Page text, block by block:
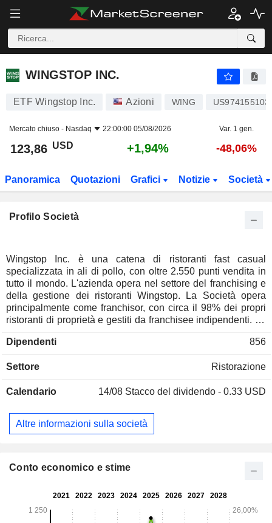
WINGSTOP INC.
WINGSTOP INC.
ETF Wingstop Inc. Azioni WING
Mercato chiuso - Nasdaq 22:00:00 05/08/2026 Var. 1 gen.
123,86 USD +1,94% -48,06%
Panoramica Quotazioni Grafici Notizie Società
Profilo Società
Wingstop Inc. è una catena di ristoranti fast casual
specializzata in ali di pollo, con oltre 2.550 punti vendita in
tutto il mondo. L'azienda opera nel settore del franchising e
della gestione dei ristoranti Wingstop. La Società opera
principalmente come franchisor, con circa il 98% dei propri
ristoranti di proprietà e gestiti da franchisee indipendenti. La
e panini al pollo, sempre cucinati al momento e conditi a
completamento delle ali, dei bocconcini e dei panini al pollo,
carote e sedano freschi tagliati a mano. Offre varie opzioni di
domicilio; pasti singoli / combinati / confezioni famiglia. Il
suo menu comprende anche contorni esclusivi, tra cui
un totale di circa 2.513 ristoranti in 45 stati e 12 paesi e
Dipendenti 856
Settore Ristorazione
Calendario 14/08 Stacco del dividendo - 0.33 USD
Altre informazioni sulla società
Conto economico e stime